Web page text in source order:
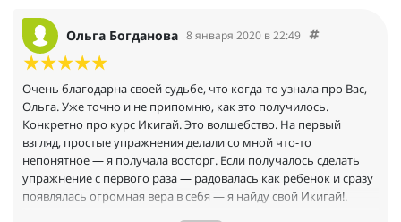
Ольга Богданова 8 января 2020 в 22:49
Очень благодарна своей судьбе, что когда-то узнала про Вас,
Ольга. Уже точно и не припомню, как это получилось.
Конкретно про курс Икигай. Это волшебство. На первый
взгляд, простые упражнения делали со мной что-то
непонятное — я получала восторг. Если получалось сделать
упражнение с первого раза — радовалась как ребенок и сразу
появлялась огромная вера в себя — я найду свой Икигай!.